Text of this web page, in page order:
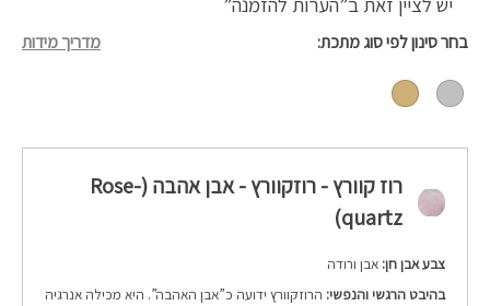
בחר סינון לפי סוג מתכת מדריך מידות
רוז קוורץ - רוזקוורץ - אבן אהבה (Rose-
quartz)
צבע אבן חן: אבן ורודה
בהיבט הרגשי והנפשי: הרוזקוורץ ידועה כ”אבן האהבה”. היא מכילה אנרגיה